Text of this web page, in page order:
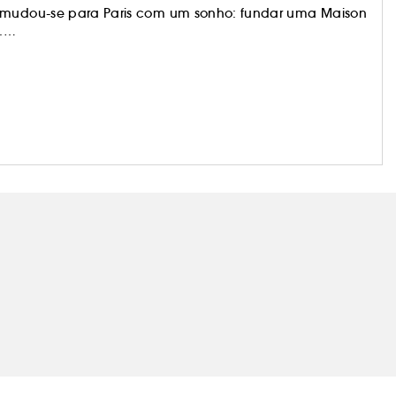
se para Paris com um sonho: fundar uma Maison
criações icónicas como Flower by Kenzo, L’Eau
rodeia-se de embaixadores inspiradores. Masami